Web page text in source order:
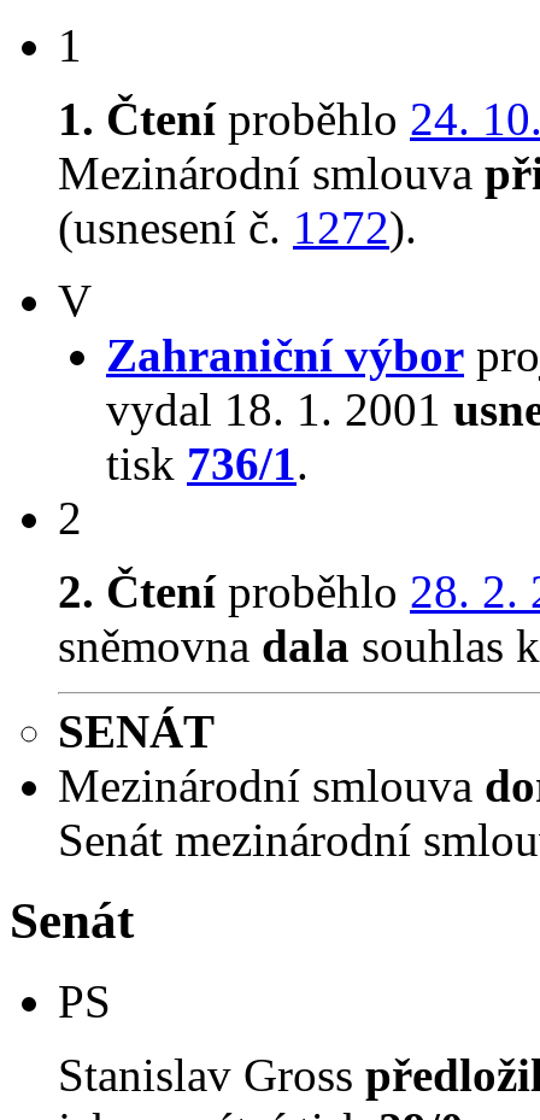
1
1. Čteníproběhlo 24.
Mezinárodní smlouva
(usnesení č. 1272).
V
Zahraniční výbor
vydal 18. 1. 2001
tisk 736/1.
2
2. Čteníproběhlo 28. 2.
sněmovna dala souhlas
SENÁT
Mezinárodní smlouva
Senát mezinárodní
Senát
PS
Stanislav Gross